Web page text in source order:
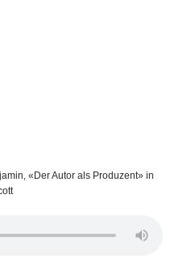
«Der Autor als Produzent» in